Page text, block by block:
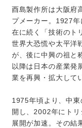
酉島製作所は大阪府
プメーカー。1927
在に続く「技術のト
世界大恐慌や太平洋
が、後に中興の祖と
以降は日本の産業発
業を再興・拡大して
1975年頃より、中
開し、2002年にト
展開が加速。その結